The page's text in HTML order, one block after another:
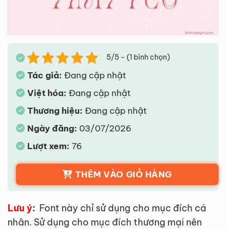
5/5 - (1 bình chọn)
Tác giả: Đang cập nhật
Việt hóa: Đang cập nhật
Thương hiệu: Đang cập nhật
Ngày đăng: 03/07/2026
Lượt xem: 76
THÊM VÀO GIỎ HÀNG
Lưu ý: Font này chỉ sử dụng cho mục đích cá
nhân. Sử dụng cho mục đích thương mại nên